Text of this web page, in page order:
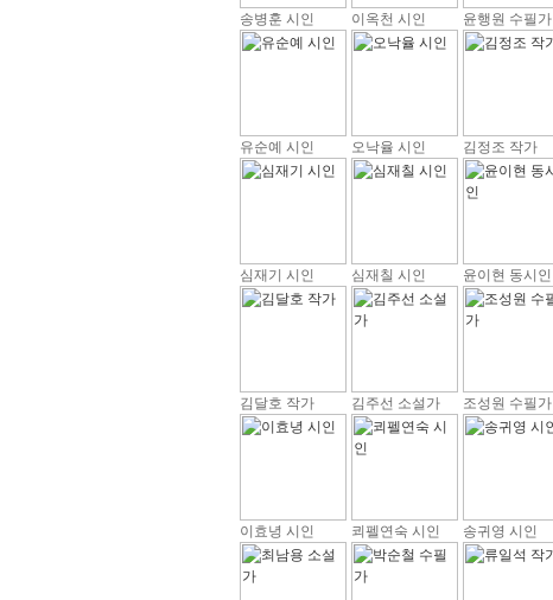
송병훈 시인 이옥천 시인 윤행원 수필가
유순예 시인 오낙율 시인 김정조 작가
심재기 시인 심재칠 시인 윤이현 동시인
김달호 작가 김주선 소설가 조성원 수필가
이효녕 시인 쾨펠연숙 시인 송귀영 시인